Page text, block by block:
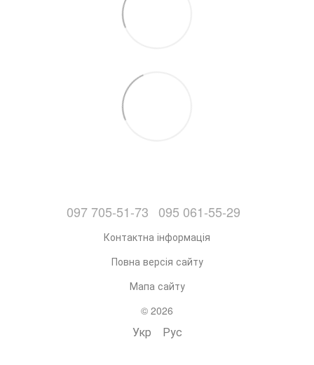
097 705-51-73 095 061-55-29
Контактна інформація
Повна версія сайту
Мапа сайту
© 2026
Укр Рус